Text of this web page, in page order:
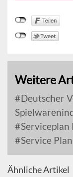
Weitere
Deutscher
Serviceplan
Service
Ähnliche Artikel